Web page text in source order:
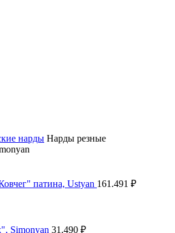
нарды Нарды резные
патина, Ustyan 161.491 ₽
Simonyan 31.490 ₽